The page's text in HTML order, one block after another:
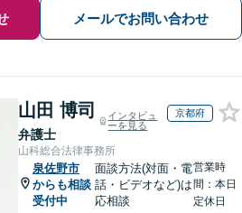
メールでお問い合わせ
山田 博司
弁護士
インタビュ
ーを見る
京都府
山科総合法律事務所
泉佐野市
からも相談
受付中
面談方法(対面・電
話・ビデオなど)は
応相談
営業時
間：本日
定休日